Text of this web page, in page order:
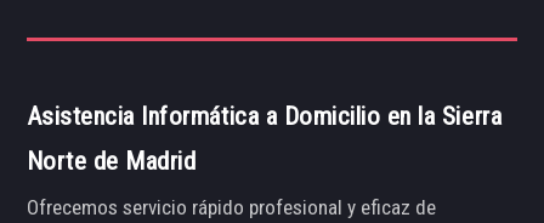
Asistencia Informática a Domicilio en la Sierra
Norte de Madrid
Ofrecemos servicio rápido profesional y eficaz de